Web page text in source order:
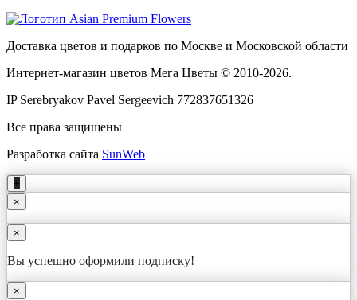
Доставка цветов и подарков по Москве и Московской области
Интернет-магазин цветов Мега Цветы © 2010-2026.
IP Serebryakov Pavel Sergeevich 772837651326
Все права защищены
Разработка сайта SunWeb
+
×
×
Вы успешно оформили подписку!
×